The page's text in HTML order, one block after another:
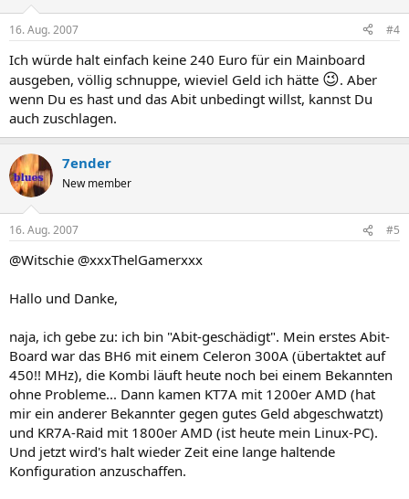
16. Aug. 2007 #4
Ich würde halt einfach keine 240 Euro für ein Mainboard
ausgeben, völlig schnuppe, wieviel Geld ich hätte 😉. Aber
wenn Du es hast und das Abit unbedingt willst, kannst Du
auch zuschlagen.
7ender
New member
16. Aug. 2007 #5
@Witschie @xxxThelGamerxxx
Hallo und Danke,
naja, ich gebe zu: ich bin "Abit-geschädigt". Mein erstes Abit-
Board war das BH6 mit einem Celeron 300A (übertaktet auf
450!! MHz), die Kombi läuft heute noch bei einem Bekannten
ohne Probleme... Dann kamen KT7A mit 1200er AMD (hat
mir ein anderer Bekannter gegen gutes Geld abgeschwatzt)
und KR7A-Raid mit 1800er AMD (ist heute mein Linux-PC).
Und jetzt wird's halt wieder Zeit eine lange haltende
Konfiguration anzuschaffen.